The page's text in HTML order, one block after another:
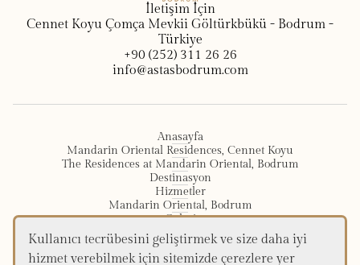
Kullanıcı tecrübesini geliştirmek ve size daha iyi
hizmet verebilmek için sitemizde çerezlere yer
İletişim İçin
Cennet Koyu Çomça Mevkii Göltürkbükü - Bodrum -
Türkiye
+90 (252) 311 26 26
info@astasbodrum.com
Anasayfa
Mandarin Oriental Residences, Cennet Koyu
The Residences at Mandarin Oriental, Bodrum
Destinasyon
Hizmetler
Mandarin Oriental, Bodrum
Galeri
İletişim